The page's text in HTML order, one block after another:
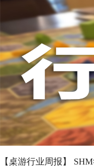
否进入罪恶的回合
雄在场上存活的时
日记录表，末日记
竭尽全力后，仍要凭着压倒性的力量夷平
多英雄中（基础是
的能力，也各有侧
的危机，英雄的每
英雄更是需要不断
英雄为了目标浴血
战、面对压力的人
我体验的六局里，
游戏，不仅仅是挑
实现的艰巨挑战。
【桌游行业周报】